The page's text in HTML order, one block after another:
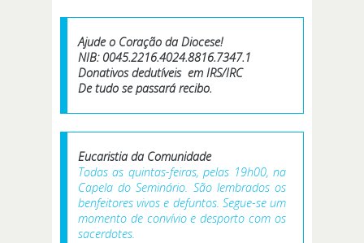
Ajude o Coração da Diocese!
NIB: 0045.2216.4024.8816.7347.1
Donativos dedutíveis em IRS/IRC
De tudo se passará recibo.
Eucaristia da Comunidade
Todas as quintas-feiras, pelas 19h00, na
Capela do Seminário. São lembrados os
benfeitores vivos e defuntos. Segue-se um
momento de convívio e desporto com os
sacerdotes.